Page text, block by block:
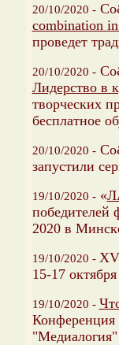
20/10/2020 -
combination
проведет
20/10/2020 -
Лидерство в
творческих
бесплатное
20/10/2020 -
запустили
19/10/2020 -«
победителей
2020 в
19/10/2020 -
15-17
19/10/2020 -
Конференция
"Медиалогия"